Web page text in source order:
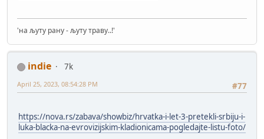
'на љуту рану - љуту траву..!'
indie
7k
#77
April 25, 2023, 08:54:28 PM
https://nova.rs/zabava/showbiz/hrvatka-i-let-3-pretekli-srbiju-i-
luka-blacka-na-evrovizijskim-kladionicama-pogledajte-listu-foto/